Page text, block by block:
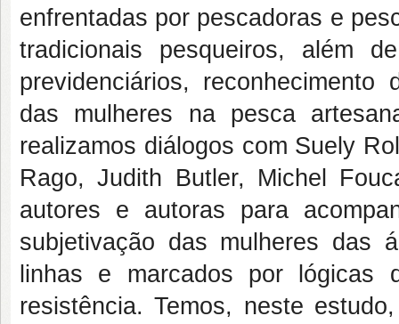
enfrentadas por pescadoras e
tradicionais pesqueiros, além
previdenciários,
das mulheres na pesca
realizamos diálogos com Suely
Rago, Judith Butler, Michel
autores e autoras para
subjetivação das mulheres das
linhas e marcados por lógicas
resistência. Temos, neste